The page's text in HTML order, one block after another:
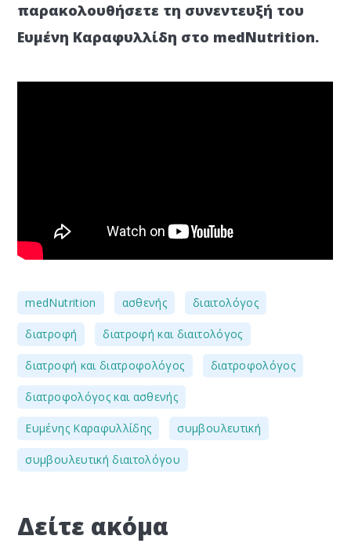
παρακολουθήσετε τη συνεντευξή του
Ευμένη Καραφυλλίδη στο medNutrition.
medNutrition ασθενής διαιτολόγος
διατροφή διατροφή και διαιτολόγος
διατροφή και διατροφολόγος διατροφολόγος
διατροφολόγος και ασθενής
Ευμένης Καραφυλλίδης συμβουλευτική
συμβουλευτική διαιτολόγου
Δείτε ακόμα